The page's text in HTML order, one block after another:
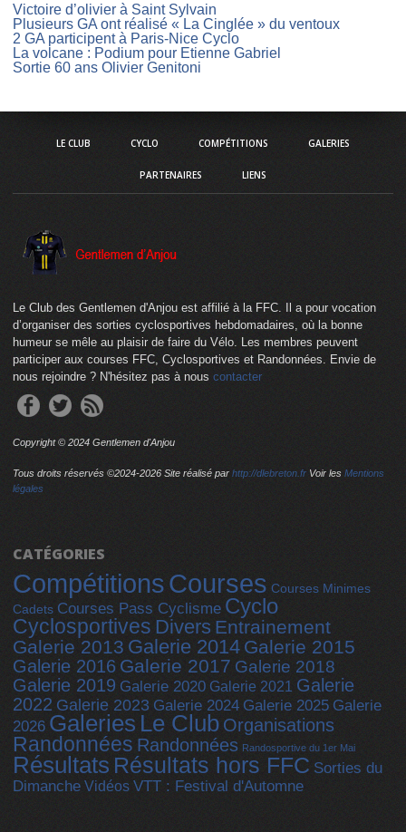
Victoire d’olivier à Saint Sylvain
Plusieurs GA ont réalisé « La Cinglée » du ventoux
2 GA participent à Paris-Nice Cyclo
La volcane : Podium pour Etienne Gabriel
Sortie 60 ans Olivier Genitoni
LE CLUB CYCLO COMPÉTITIONS GALERIES
PARTENAIRES LIENS
Le Club des Gentlemen d'Anjou est affilié à la FFC. Il a pour vocation
d’organiser des sorties cyclosportives hebdomadaires, où la bonne
humeur se mêle au plaisir de faire du Vélo. Les membres peuvent
participer aux courses FFC, Cyclosportives et Randonnées. Envie de
nous rejoindre ? N'hésitez pas à nous contacter
Copyright © 2024 Gentlemen d'Anjou
Tous droits réservés ©2024-2026 Site réalisé par http://dlebreton.fr Voir les Mentions
légales
CATÉGORIES
CompétitionsCourses Courses Minimes
Cadets Courses Pass Cyclisme Cyclo
Cyclosportives Divers Entrainement
Galerie 2013 Galerie 2014 Galerie 2015
Galerie 2016 Galerie 2017 Galerie 2018
Galerie 2019 Galerie 2020 Galerie 2021 Galerie
2022 Galerie 2023 Galerie 2024 Galerie 2025 Galerie
2026 Galeries Le Club Organisations
Randonnées Randonnées Randosportive du 1er Mai
Résultats Résultats hors FFC Sorties du
Dimanche Vidéos VTT : Festival d'Automne